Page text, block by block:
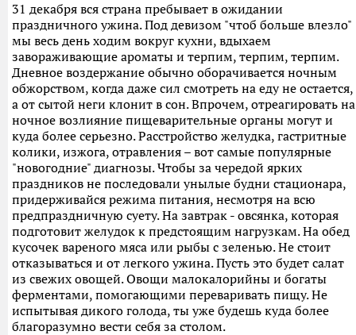
31 декабря вся страна пребывает в ожидании
праздничного ужина. Под девизом "чтоб больше влезло"
мы весь день ходим вокруг кухни, вдыхаем
завораживающие ароматы и терпим, терпим, терпим.
Дневное воздержание обычно оборачивается ночным
обжорством, когда даже сил смотреть на еду не остается,
а от сытой неги клонит в сон. Впрочем, отреагировать на
ночное возлияние пищеварительные органы могут и
куда более серьезно. Расстройство желудка, гастритные
колики, изжога, отравления – вот самые популярные
"новогодние" диагнозы. Чтобы за чередой ярких
праздников не последовали унылые будни стационара,
придерживайся режима питания, несмотря на всю
предпраздничную суету. На завтрак - овсянка, которая
подготовит желудок к предстоящим нагрузкам. На обед
кусочек вареного мяса или рыбы с зеленью. Не стоит
отказываться и от легкого ужина. Пусть это будет салат
из свежих овощей. Овощи малокалорийны и богаты
ферментами, помогающими переваривать пищу. Не
испытывая дикого голода, ты уже будешь куда более
благоразумно вести себя за столом.